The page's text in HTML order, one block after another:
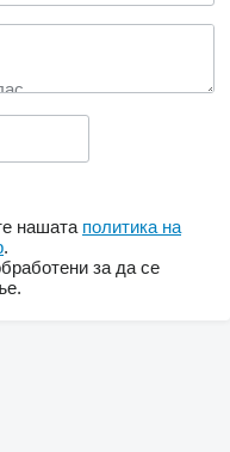
нашата политика на
.
за да се